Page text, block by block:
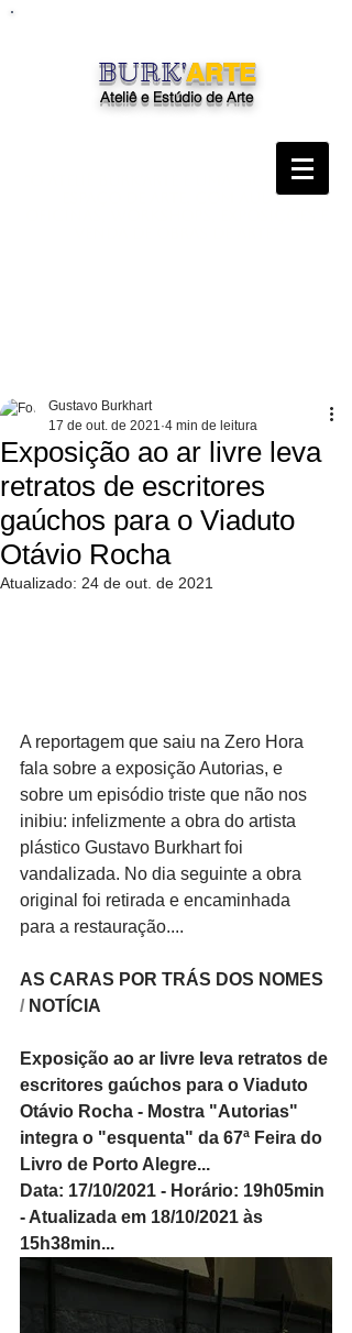
"O Ateliê Burk'Arte é uma escola, um
espaço de arte, com aulas,
BURK'ARTE
Ateliê e Estúdio de Arte
Exposição ao ar livre leva
retratos de escritores
gaúchos para o Viaduto
Otávio Rocha
Gustavo Burkhart
17 de out. de 2021 4 min de leitura
Atualizado: 24 de out. de 2021
A reportagem que saiu na Zero Hora
fala sobre a exposição Autorias, e
sobre um episódio triste que não nos
inibiu: infelizmente a obra do artista
plástico Gustavo Burkhart foi
vandalizada. No dia seguinte a obra
original foi retirada e encaminhada
para a restauração....
AS CARAS POR TRÁS DOS NOMES
/ NOTÍCIA
Exposição ao ar livre leva retratos de
escritores gaúchos para o Viaduto
Otávio Rocha - Mostra "Autorias"
integra o "esquenta" da 67ª Feira do
Livro de Porto Alegre...
Data: 17/10/2021 - Horário: 19h05min
- Atualizada em 18/10/2021 às
15h38min...